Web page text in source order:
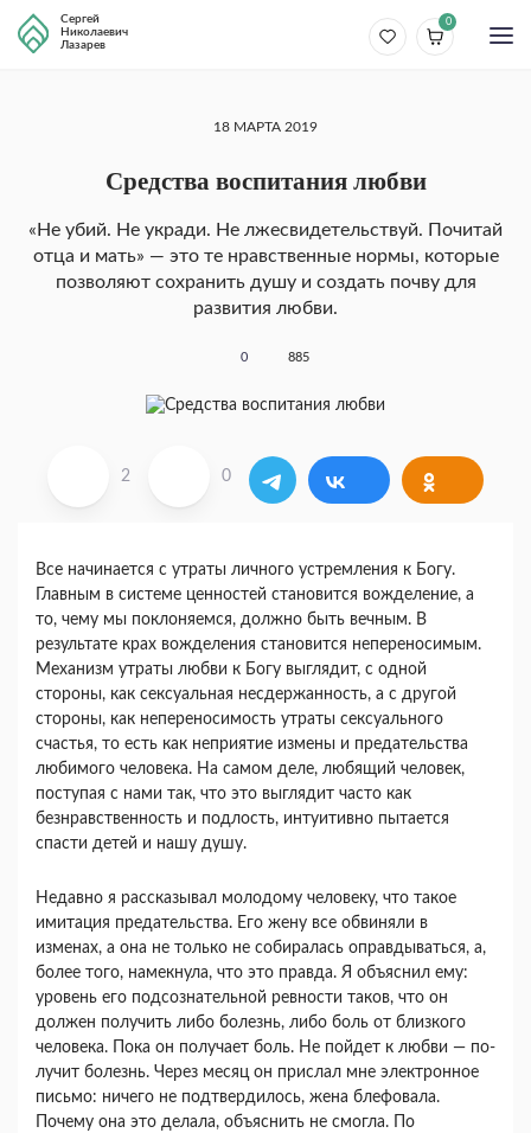
Сергей
Николаевич
Лазарев
0
18 МАРТА 2019
Средства воспитания любви
«Не убий. Не укради. Не лжесвидетельствуй. По­читай
отца и мать» — это те нравственные нормы, которые
позволяют сохранить душу и создать поч­ву для
развития любви.
0 885
2 0
Все начинается с утраты личного устремления к Богу.
Главным в системе ценностей становится вожделение, а
то, чему мы поклоняемся, должно быть вечным. В
результате крах вожделения ста­новится непереносимым.
Механизм утраты любви к Богу выглядит, с одной
стороны, как сексуаль­ная несдержанность, а с другой
стороны, как не­переносимость утраты сексуального
счастья, то есть как неприятие измены и предательства
люби­мого человека. На самом деле, любящий человек,
поступая с нами так, что это выглядит часто как
безнравственность и подлость, интуитивно пытает­ся
спасти детей и нашу душу.
Недавно я рассказывал молодому человеку, что такое
имитация предательства. Его жену все обви­няли в
изменах, а она не только не собиралась оправдываться, а,
более того, намекнула, что это правда. Я объяснил ему:
уровень его подсозна­тельной ревности таков, что он
должен получить либо болезнь, либо боль от близкого
человека. Пока он получает боль. Не пойдет к любви — по­
лучит болезнь. Через месяц он прислал мне элект­ронное
письмо: ничего не подтвердилось, жена блефовала.
Почему она это делала, объяснить не смогла. По